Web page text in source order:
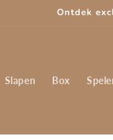
Ontdek
Slapen Box